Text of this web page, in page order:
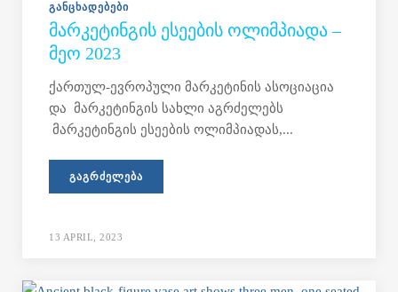
ᲒᲐᲜᲪᲮᲐᲓᲔᲑᲔᲑᲘ
ᲛᲐᲠᲙᲔᲢᲘᲜᲒᲘᲡ ᲔᲡᲔᲔᲑᲘᲡ ᲝᲚᲘᲛᲞᲘᲐᲓᲐ –
ᲛᲔᲝ 2023
ქართულ-ევროპული მარკეტინის ასოციაცია
და მარკეტინგის სახლი აგრძელებს
მარკეტინგის ესეების ოლიმპიადას,...
ᲒᲐᲒᲠᲫᲔᲚᲔᲑᲐ
13 APRIL, 2023